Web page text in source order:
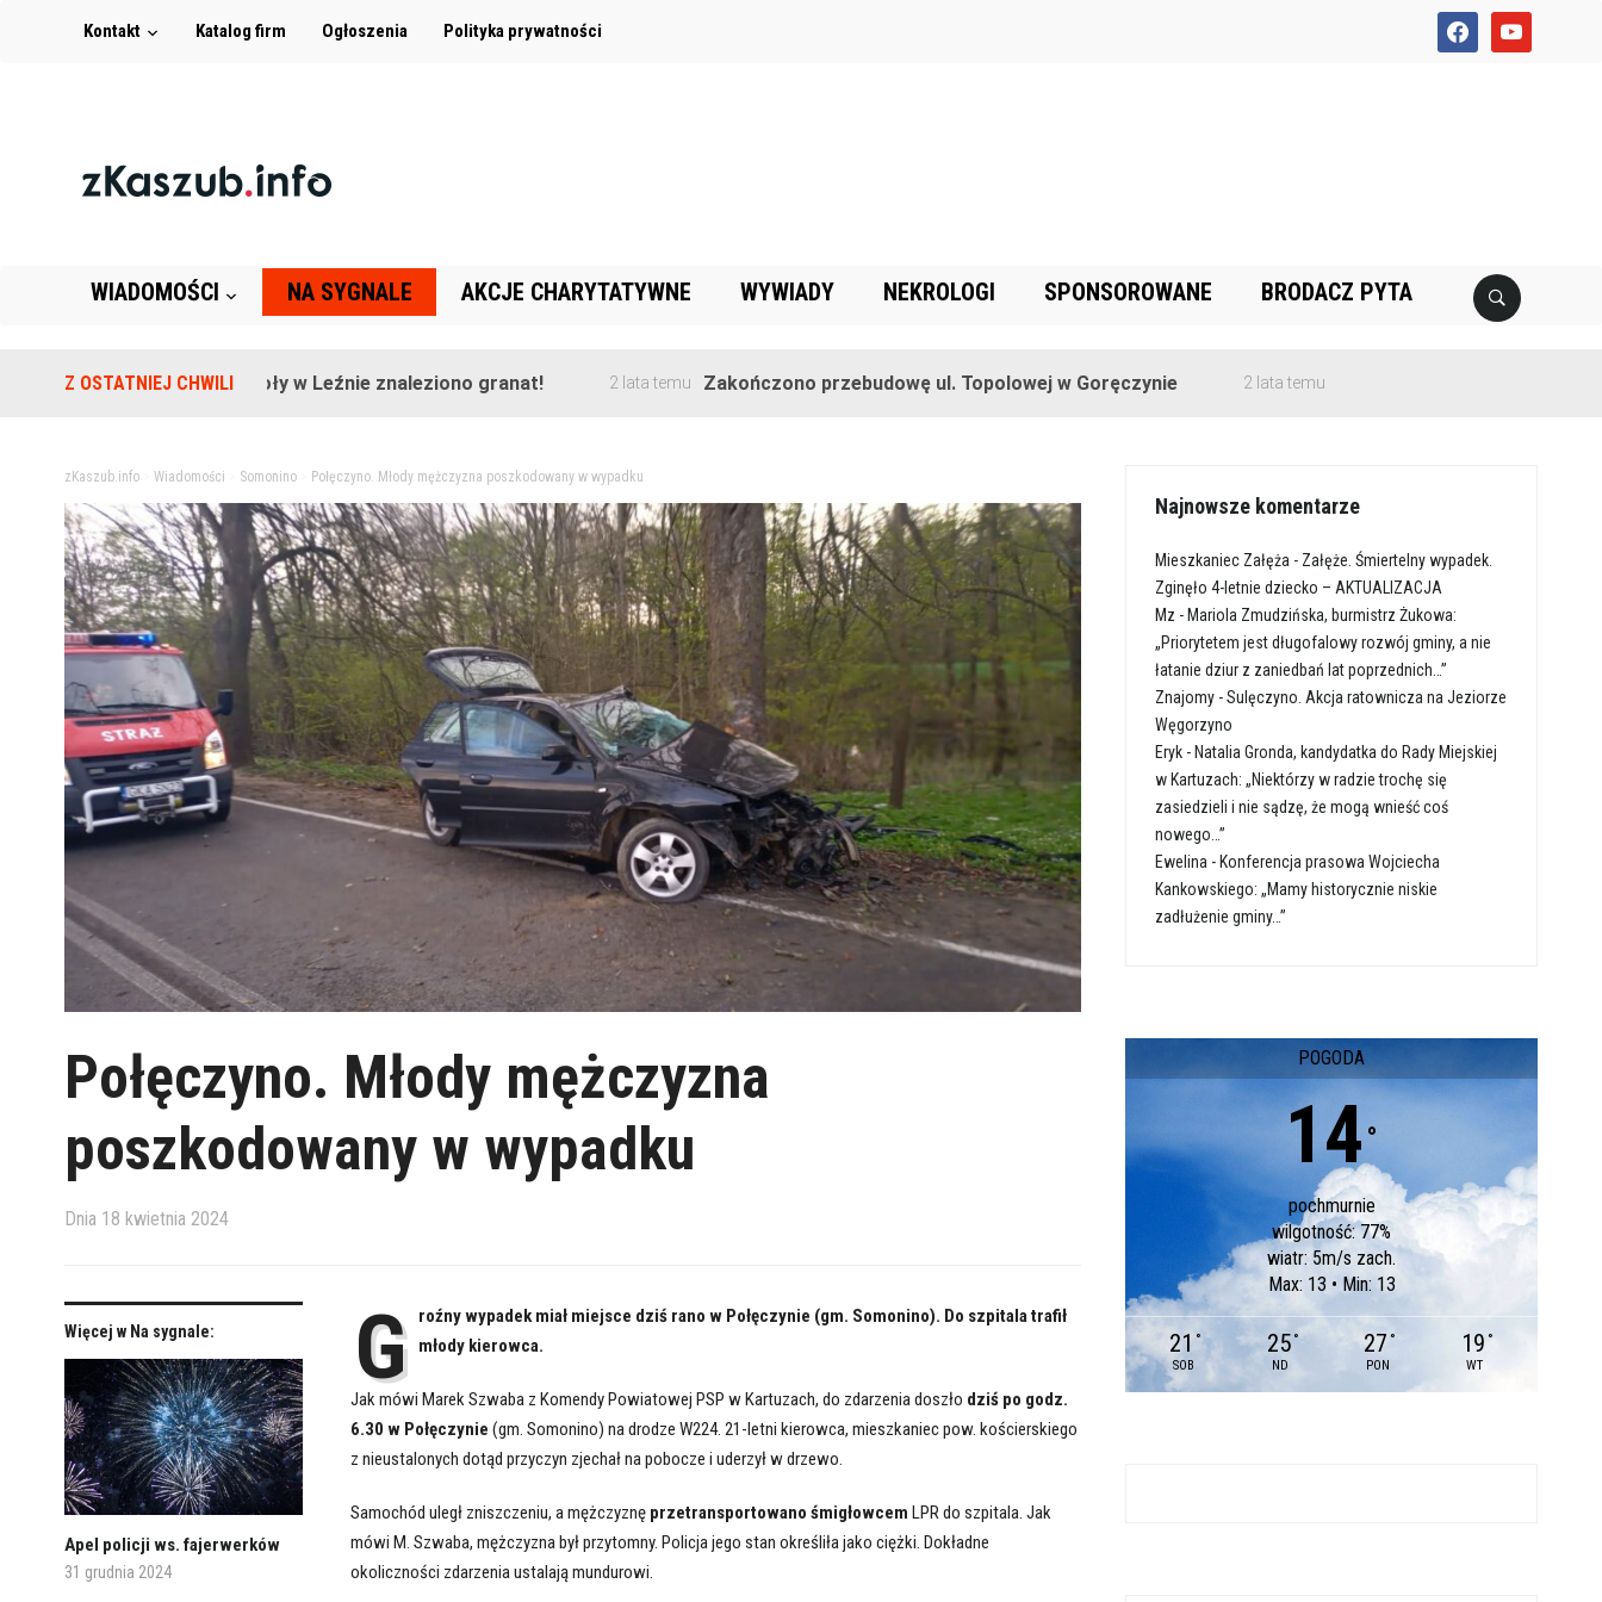
facebookyoutube
Kontakt Katalog firm Ogłoszenia Polityka prywatności
WIADOMOŚCI NA SYGNALE AKCJE CHARYTATYWNE WYWIADY NEKROLOGI SPONSOROWANE BRODACZ PYTA
Z OSTATNIEJ CHWILI
Na terenie szkoły w Leźnie znaleziono granat! 2 lata temu Zakończono przebudowę ul. Topolowej w Goręczynie 2 lata temu
zKaszub.info> Wiadomości Somonino> Połęczyno. Młody mężczyzna poszkodowany w wypadku
Połęczyno. Młody mężczyzna
poszkodowany w wypadku
Dnia 18 kwietnia 2024
Więcej w Na sygnale:
Apel policji ws. fajerwerków
31 grudnia 2024
G
roźny wypadek miał miejsce dziś rano w Połęczynie (gm. Somonino). Do szpitala trafił
młody kierowca.
Jak mówi Marek Szwaba z Komendy Powiatowej PSP w Kartuzach, do zdarzenia doszło dziś po godz.
6.30 w Połęczynie (gm. Somonino) na drodze W224. 21-letni kierowca, mieszkaniec pow. kościerskiego
z nieustalonych dotąd przyczyn zjechał na pobocze i uderzył w drzewo.
Samochód uległ zniszczeniu, a mężczyznę przetransportowano śmigłowcem LPR do szpitala. Jak
mówi M. Szwaba, mężczyzna był przytomny. Policja jego stan określiła jako ciężki. Dokładne
okoliczności zdarzenia ustalają mundurowi.
Najnowsze komentarze
Mieszkaniec Załęża - Załęże. Śmiertelny wypadek.
Zginęło 4-letnie dziecko – AKTUALIZACJA
Mz - Mariola Zmudzińska, burmistrz Żukowa:
„Priorytetem jest długofalowy rozwój gminy, a nie
łatanie dziur z zaniedbań lat poprzednich…”
Znajomy -Sulęczyno. Akcja ratownicza na Jeziorze
Węgorzyno
Eryk - Natalia Gronda, kandydatka do Rady Miejskiej
w Kartuzach: „Niektórzy w radzie trochę się
zasiedzieli i nie sądzę, że mogą wnieść coś
nowego…”
Ewelina - Konferencja prasowa Wojciecha
Kankowskiego: „Mamy historycznie niskie
zadłużenie gminy…”
POGODA
14 °
pochmurnie
wilgotność: 77%
wiatr: 5m/s zach.
Max: 13 • Min: 13
21 °
SOB
25 °
ND
27 °
PON
19 °
WT